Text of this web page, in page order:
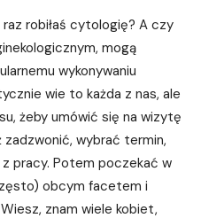
robiłaś cytologię? A czy
mogą
wykonywaniu
wie to każda z nas, ale
żeby umówić się na wizytę
wybrać termin,
pracy. Potem poczekać w
obcym facetem i
znam wiele kobiet,